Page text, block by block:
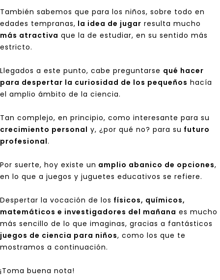
También sabemos que para los niños, sobre todo en
edades tempranas, la idea de jugar resulta mucho
más atractiva que la de estudiar, en su sentido más
estricto.
Llegados a este punto, cabe preguntarse qué hacer
para despertar la curiosidad de los pequeños hacía
el amplio ámbito de la ciencia.
Tan complejo, en principio, como interesante para su
crecimiento personal y, ¿por qué no? para su futuro
profesional.
Por suerte, hoy existe un amplio abanico de opciones,
en lo que a juegos y juguetes educativos se refiere.
Despertar la vocación de los físicos, químicos,
matemáticos e investigadores del mañana es mucho
más sencillo de lo que imaginas, gracias a fantásticos
juegos de ciencia para niños, como los que te
mostramos a continuación.
¡Toma buena nota!